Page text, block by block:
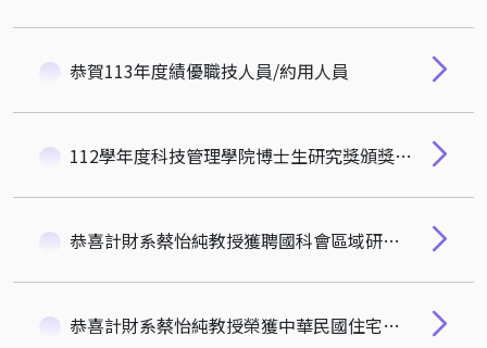
恭賀113年度績優職技人員/約用人員
112學年度科技管理學院博士生研究獎頒獎典禮及發表會
恭喜計財系蔡怡純教授獲聘國科會區域研究及地理學門召集人
恭喜計財系蔡怡純教授榮獲中華民國住宅協會學術貢獻獎